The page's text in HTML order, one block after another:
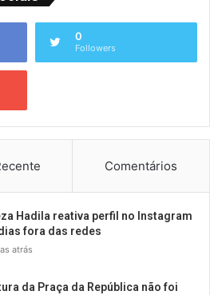
0
Followers
Comentários
Hadila reativa perfil no Instagram
fora das redes
atrás
da Praça da República não foi